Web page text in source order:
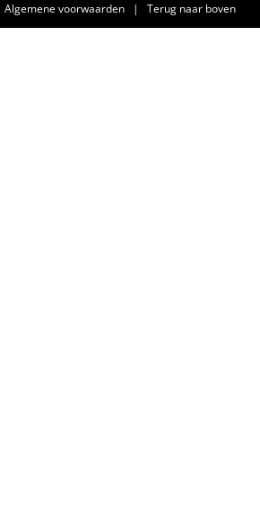
Algemene voorwaarden | Terug naar boven